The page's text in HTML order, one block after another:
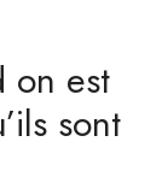
on est
sont